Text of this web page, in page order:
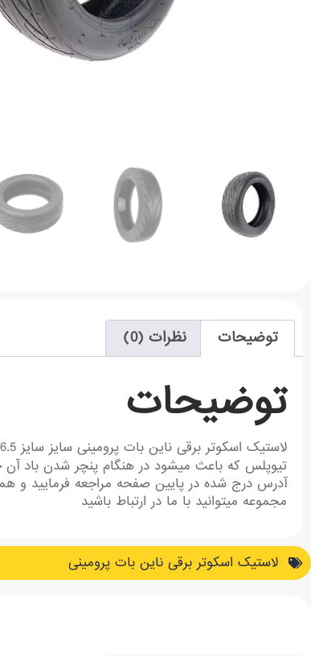
توضیحات نظرات (0)
توضیحات
تیوپلس که باعث میشود در هنگام پنچر شدن باد
آدرس درج شده در پایین صفحه مراجعه فرمایید و
مجموعه میتوانید با ما در ارتباط باشید
لاستیک اسکوتر برقی ناین بات پرومینی